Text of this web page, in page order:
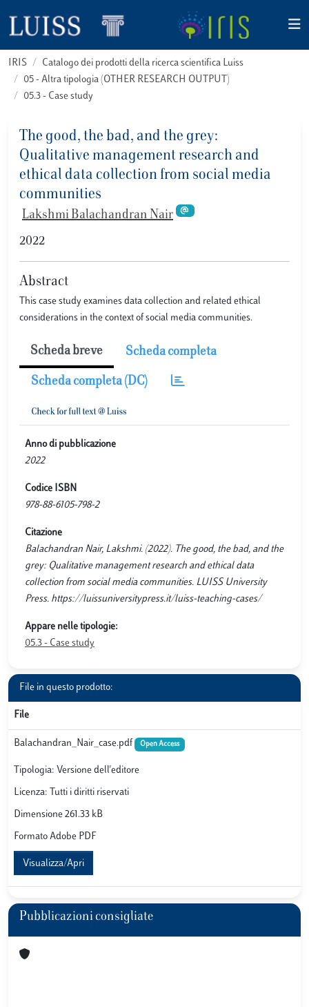
IRIS
Catalogo dei prodotti della ricerca scientifica Luiss
05 - Altra tipologia (OTHER RESEARCH OUTPUT)
05.3 - Case study
The good, the bad, and the grey:
Qualitative management research and
ethical data collection from social media
communities
Lakshmi Balachandran Nair
2022
Abstract
This case study examines data collection and related ethical
considerations in the context of social media communities.
Scheda breve Scheda completa
Scheda completa (DC)
Anno di pubblicazione
2022
Codice ISBN
978-88-6105-798-2
Citazione
Balachandran Nair, Lakshmi. (2022). The good, the bad, and the
grey: Qualitative management research and ethical data
collection from social media communities. LUISS University
Press. https://luissuniversitypress.it/luiss-teaching-cases/
Appare nelle tipologie:
05.3 - Case study
File in questo prodotto:
File
Balachandran_Nair_case.pdf Open Access
Tipologia: Versione dell'editore
Licenza: Tutti i diritti riservati
Dimensione 261.33 kB
Formato Adobe PDF
Visualizza/Apri
Pubblicazioni consigliate